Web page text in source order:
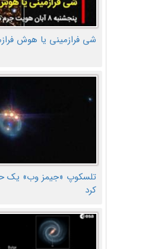
شی فرازمینی یا هوش
تلسکوپ «جیمز وب» یک
کرد